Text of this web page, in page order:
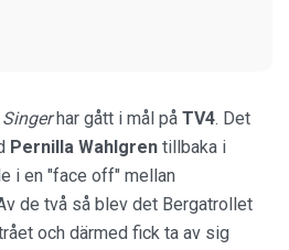
har gått i mål på TV4. Det
Pernilla Wahlgren tillbaka i
i en "face off" mellan
de två så blev det Bergatrollet
och därmed fick ta av sig